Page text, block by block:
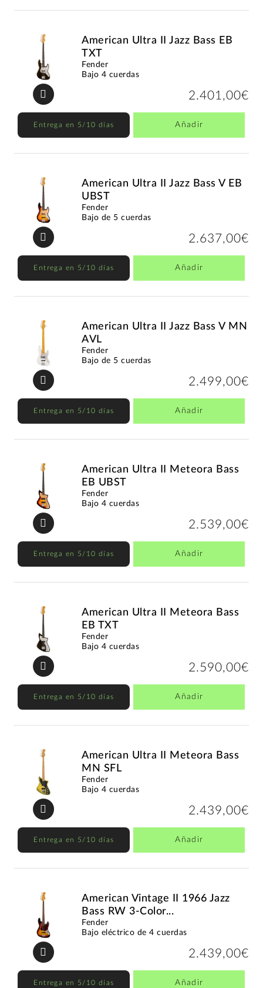
American Ultra II Jazz Bass EB
TXT
Fender
Bajo 4 cuerdas
2.401,00€
Entrega en 5/10 días Añadir
American Ultra II Jazz Bass V EB
UBST
Fender
Bajo de 5 cuerdas
2.637,00€
Entrega en 5/10 días Añadir
American Ultra II Jazz Bass V MN
AVL
Fender
Bajo de 5 cuerdas
2.499,00€
Entrega en 5/10 días Añadir
American Ultra II Meteora Bass
EB UBST
Fender
Bajo 4 cuerdas
2.539,00€
Entrega en 5/10 días Añadir
American Ultra II Meteora Bass
EB TXT
Fender
Bajo 4 cuerdas
2.590,00€
Entrega en 5/10 días Añadir
American Ultra II Meteora Bass
MN SFL
Fender
Bajo 4 cuerdas
2.439,00€
Entrega en 5/10 días Añadir
American Vintage II 1966 Jazz
Bass RW 3-Color...
Fender
Bajo eléctrico de 4 cuerdas
2.439,00€
Entrega en 5/10 días Añadir